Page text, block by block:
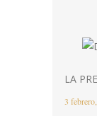
LA
3